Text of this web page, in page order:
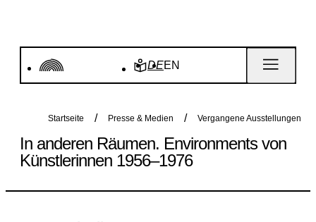
DEEN
Startseite Presse & Medien Vergangene Ausstellungen
In anderen Räumen. Environments von
Künstlerinnen 1956–1976